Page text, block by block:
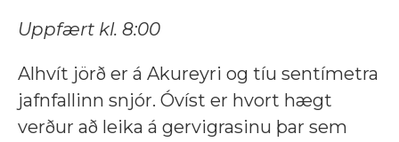
Uppfært kl. 8:00
Alhvít jörð er á Akureyri og tíu sentímetra
jafnfallinn snjór. Óvíst er hvort hægt
verður að leika á gervigrasinu þar sem